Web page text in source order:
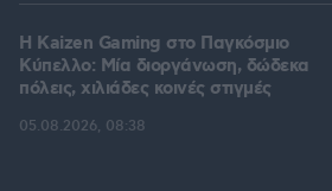
H Kaizen Gaming στο Παγκόσμιο
Kύπελλο: Μία διοργάνωση, δώδεκα
πόλεις, χιλιάδες κοινές στιγμές
05.08.2026, 08:38